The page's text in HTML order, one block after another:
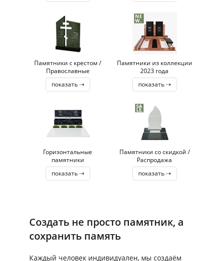
Памятники с крестом /
Православные
показать ⇢
Памятники из коллекции
2023 года
показать ⇢
Горизонтальные
памятники
показать ⇢
Памятники со скидкой /
Распродажа
показать ⇢
Создать не просто памятник, а
сохранить память
Каждый человек индивидуален, мы создаём